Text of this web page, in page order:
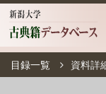
目録一覧 資料詳